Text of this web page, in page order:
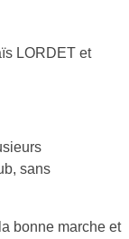
LORDET et
sans
bonne marche et